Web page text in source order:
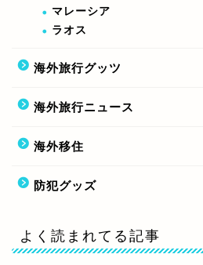
マレーシア
ラオス
海外旅行グッツ
海外旅行ニュース
海外移住
防犯グッズ
よく読まれてる記事